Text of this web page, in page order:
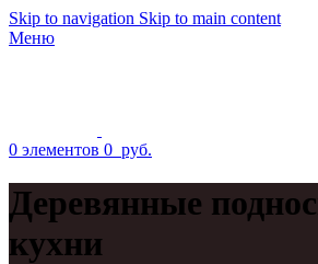
Skip to navigation Skip to main content
Меню
0 элементов 0 руб.
Деревянные
кухни